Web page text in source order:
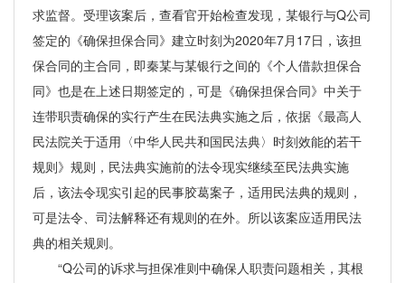
求监督。受理该案后，查看官开始检查发现，某银行与Q公司
签定的《确保担保合同》建立时刻为2020年7月17日，该担
保合同的主合同，即秦某与某银行之间的《个人借款担保合
同》也是在上述日期签定的，可是《确保担保合同》中关于
连带职责确保的实行产生在民法典实施之后，依据《最高人
民法院关于适用〈中华人民共和国民法典〉时刻效能的若干
规则》规则，民法典实施前的法令现实继续至民法典实施
后，该法令现实引起的民事胶葛案子，适用民法典的规则，
可是法令、司法解释还有规则的在外。所以该案应适用民法
典的相关规则。
“Q公司的诉求与担保准则中确保人职责问题相关，其根